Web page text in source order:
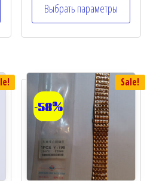
d
0
o
u
5
Выбрать параметры
Sale!
-58%